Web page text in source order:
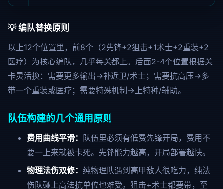
💡 编队替换原则
以上12个位置里，前8个（2先锋+2狙击+1术士+2重装+2
医疗）为核心编队，几乎每关都上。后面2-4个位置根据关
卡灵活换：需要更多输出→补近卫/术士；需要抗高压→多
带一个重装或医疗；需要特殊机制→上特种/辅助。
队伍构建的几个通用原则
费用曲线平滑： 队伍里必须有低费先锋开局，费用不
要一上来就被卡死。先锋能力越高，开局部署越快。
物理法伤双修： 纯物理队遇到高甲敌人很吃力，纯法
伤队碰上高法抗单位也难受。狙击+术士都要带，至